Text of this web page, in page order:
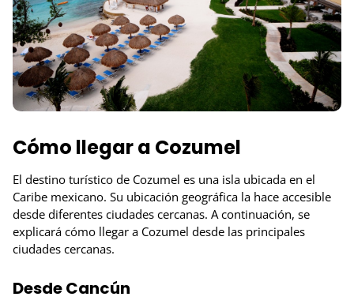
Cómo llegar a Cozumel
El destino turístico de Cozumel es una isla ubicada en el
Caribe mexicano. Su ubicación geográfica la hace accesible
desde diferentes ciudades cercanas. A continuación, se
explicará cómo llegar a Cozumel desde las principales
ciudades cercanas.
Desde Cancún